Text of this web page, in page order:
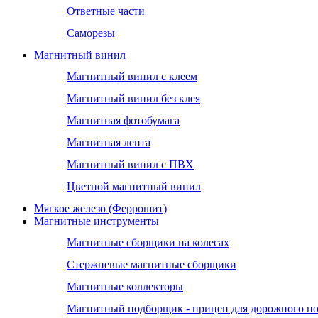
Ответные части
Саморезы
Магнитный винил
Магнитный винил с клеем
Магнитный винил без клея
Магнитная фотобумага
Магнитная лента
Магнитный винил с ПВХ
Цветной магнитный винил
Мягкое железо (Феррошит)
Магнитные инструменты
Магнитные сборщики на колесах
Стержневые магнитные сборщики
Магнитные коллекторы
Магнитный подборщик - прицеп для дорожного